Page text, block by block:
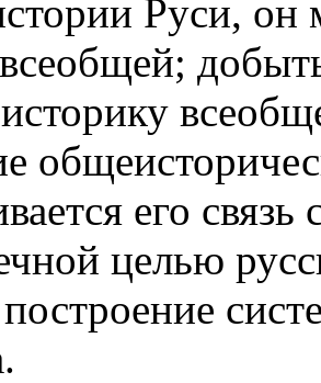
Руси, он
его
целью
построение